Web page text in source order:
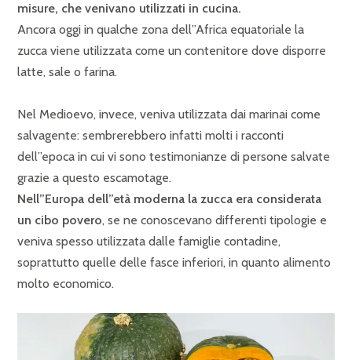
misure, che venivano utilizzati in cucina.
Ancora oggi in qualche zona dell”Africa equatoriale la
zucca viene utilizzata come un contenitore dove disporre
latte, sale o farina.
Nel Medioevo, invece, veniva utilizzata dai marinai come
salvagente: sembrerebbero infatti molti i racconti
dell”epoca in cui vi sono testimonianze di persone salvate
grazie a questo escamotage.
Nell”Europa dell”età moderna la zucca era considerata
un cibo povero, se ne conoscevano differenti tipologie e
veniva spesso utilizzata dalle famiglie contadine,
soprattutto quelle delle fasce inferiori, in quanto alimento
molto economico.